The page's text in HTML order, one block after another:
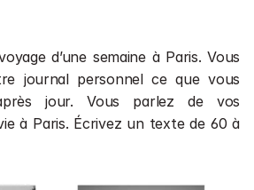
d’une semaine à Paris. Vous
journal personnel ce que vous
jour. Vous parlez de vos
à Paris. Écrivez un texte de 60 à